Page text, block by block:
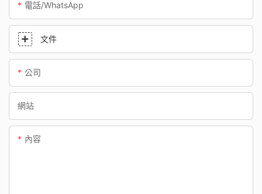
電話/WhatsApp
文件
公司
網站
內容